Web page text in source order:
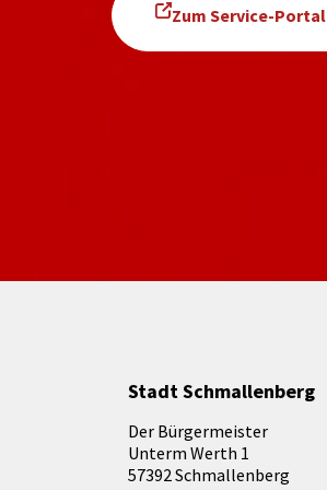
Zum Service-Portal
Stadt Schmallenberg
Der Bürgermeister
Unterm Werth 1
57392 Schmallenberg